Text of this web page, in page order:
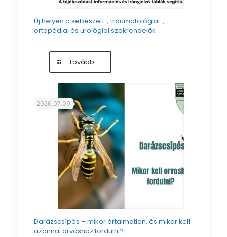
Új helyen a sebészeti-, traumatológiai-,
ortopédiai és urológiai szakrendelők
Tovább ...-
Új
helyen
a
sebészeti-,
traumatológiai-,
ortopédiai
és
urológiai
szakrendelők
2026.07.09
Darázscsípés – mikor ártalmatlan, és mikor kell
azonnal orvoshoz fordulni?